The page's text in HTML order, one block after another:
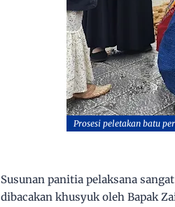
Prosesi peletakan batu
Susunan panitia pelaksana
dibacakan khusyuk oleh Bapak